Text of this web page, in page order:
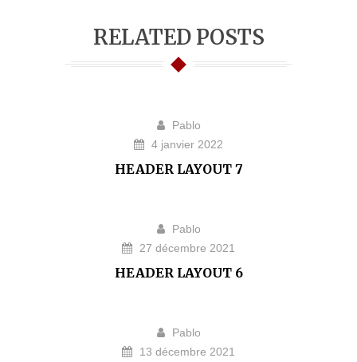
RELATED POSTS
Pablo
4 janvier 2022
HEADER LAYOUT 7
Pablo
27 décembre 2021
HEADER LAYOUT 6
Pablo
13 décembre 2021